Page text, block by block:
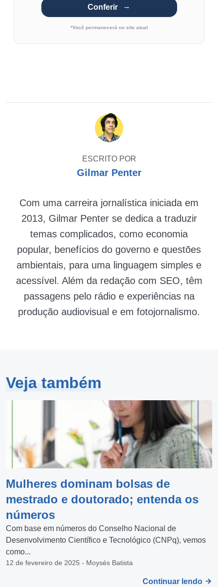
Conferir
*Você permanecerá no site atual
ESCRITO POR
Gilmar Penter
Com uma carreira jornalística iniciada em
2013, Gilmar Penter se dedica a traduzir
temas complicados, como economia
popular, benefícios do governo e questões
ambientais, para uma linguagem simples e
acessível. Além da redação com SEO, têm
passagens pelo rádio e experiências na
produção audiovisual e em fotojornalismo.
Veja também
Mulheres dominam bolsas de
mestrado e doutorado; entenda os
números
Com base em números do Conselho Nacional de
Desenvolvimento Científico e Tecnológico (CNPq), vemos
como...
12 de fevereiro de 2025 - Moysés Batista
Continuar lendo